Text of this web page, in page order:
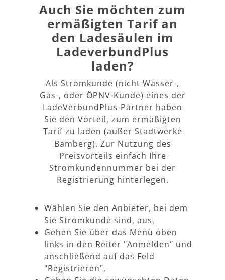
Auch Sie möchten zum
ermäßigten Tarif an
den Ladesäulen im
LadeverbundPlus
laden?
Als Stromkunde (nicht Wasser-,
Gas-, oder ÖPNV-Kunde) eines der
LadeVerbundPlus-Partner haben
Sie den Vorteil, zum ermäßigten
Tarif zu laden (außer Stadtwerke
Bamberg). Zur Nutzung des
Preisvorteils einfach Ihre
Stromkundennummer bei der
Registrierung hinterlegen.
Wählen Sie den Anbieter, bei dem
Sie Stromkunde sind, aus,
Gehen Sie über das Menü oben
links in den Reiter "Anmelden" und
anschließend auf das Feld
"Registrieren",